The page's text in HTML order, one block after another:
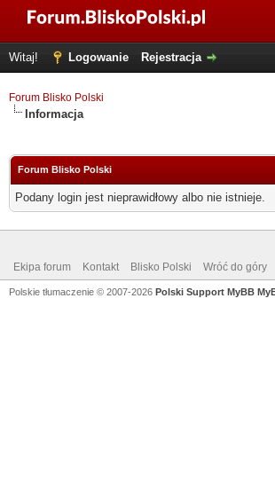
Witaj! Logowanie Rejestracja
Forum Blisko Polski
Informacja
Forum Blisko Polski
Podany login jest nieprawidłowy albo nie istnieje.
Ekipa forum Kontakt Blisko Polski Wróć do góry
Polskie tłumaczenie © 2007-2026 Polski Support MyBB